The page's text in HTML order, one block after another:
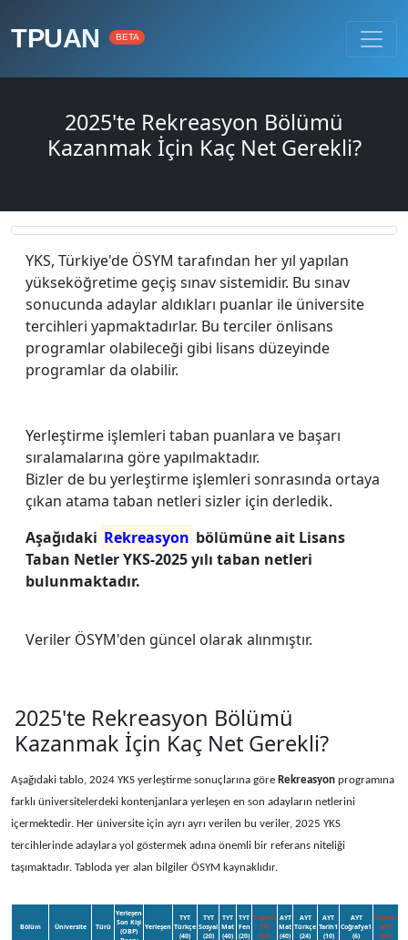
TPUAN BETA
2025'te Rekreasyon Bölümü
Kazanmak İçin Kaç Net Gerekli?
YKS, Türkiye'de ÖSYM tarafından her yıl yapılan
yükseköğretime geçiş sınav sistemidir. Bu sınav
sonucunda adaylar aldıkları puanlar ile üniversite
tercihleri yapmaktadırlar. Bu terciler önlisans
programlar olabileceği gibi lisans düzeyinde
programlar da olabilir.
Yerleştirme işlemleri taban puanlara ve başarı
sıralamalarına göre yapılmaktadır.
Bizler de bu yerleştirme işlemleri sonrasında ortaya
çıkan atama taban netleri sizler için derledik.
Aşağıdaki Rekreasyon bölümüne ait Lisans
Taban Netler YKS-2025 yılı taban netleri
bulunmaktadır.
Veriler ÖSYM'den güncel olarak alınmıştır.
2025'te Rekreasyon Bölümü
Kazanmak İçin Kaç Net Gerekli?
Aşağıdaki tablo, 2024 YKS yerleştirme sonuçlarına göre Rekreasyon programına
farklı üniversitelerdeki kontenjanlara yerleşen en son adayların netlerini
içermektedir. Her üniversite için ayrı ayrı verilen bu veriler, 2025 YKS
tercihlerinde adaylara yol göstermek adına önemli bir referans niteliği
taşımaktadır. Tabloda yer alan bilgiler ÖSYM kaynaklıdır.
Bölüm Üniversite Türü
Yerleşen
Son Kişi
(OBP)
Yerleşen
TYT
Türkçe
(40)
TYT
Sosyal
(20)
TYT
Mat
(40)
TYT
Fen
(20)
Toplam
TYT
Net
AYT
Mat
(40)
AYT
Türkçe
(24)
AYT
Tarih1
(10)
AYT
Coğrafya1
(6)
Toplam
AYT
Net